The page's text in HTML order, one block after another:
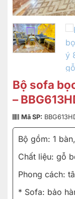
Bộ sofa
–
Mã SP:
Bộ gồm: 1
Chất liệu: gỗ
Phong cách:
* Sofa: bảo